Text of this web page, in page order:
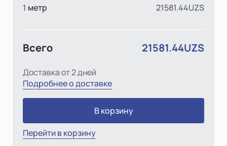
1 метр 21581.44UZS
Всего 21581.44UZS
Доставка от 2 дней
Подробнее о доставке
В корзину
Перейти в корзину